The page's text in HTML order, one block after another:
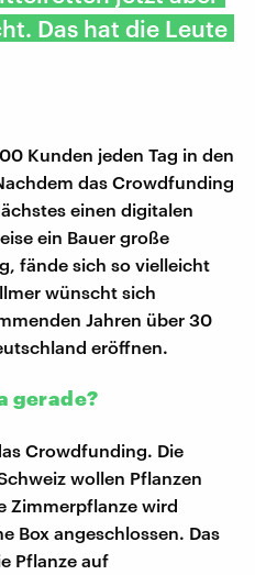
Das hat die Leute
Kunden jeden Tag in den
das Crowdfunding
einen digitalen
ein Bauer große
fände sich so vielleicht
wünscht sich
Jahren über 30
eröffnen.
gerade?
Crowdfunding. Die
wollen Pflanzen
Zimmerpflanze wird
Box angeschlossen. Das
Pflanze auf